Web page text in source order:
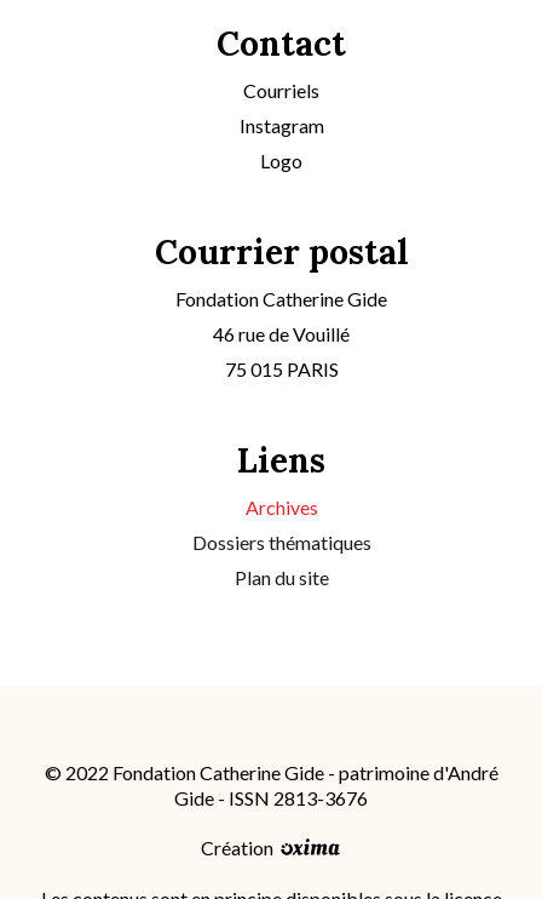
Contact
Courriels
Instagram
Logo
Courrier postal
Fondation Catherine Gide
46 rue de Vouillé
75 015 PARIS
Liens
Archives
Dossiers thématiques
Plan du site
© 2022 Fondation Catherine Gide - patrimoine d'André
Gide - ISSN 2813-3676
Création